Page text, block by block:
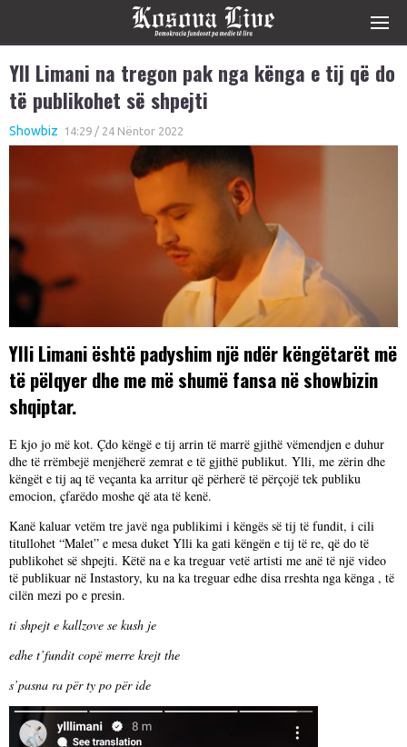
Yll Limani na tregon pak nga kënga e tij që do
të publikohet së shpejti
Showbiz 14:29 / 24 Nëntor 2022
Ylli Limani është padyshim një ndër këngëtarët më
të pëlqyer dhe me më shumë fansa në showbizin
shqiptar.
E kjo jo më kot. Çdo këngë e tij arrin të marrë gjithë vëmendjen e duhur
dhe të rrëmbejë menjëherë zemrat e të gjithë publikut. Ylli, me zërin dhe
këngët e tij aq të veçanta ka arritur që përherë të përçojë tek publiku
emocion, çfarëdo moshe që ata të kenë.
Kanë kaluar vetëm tre javë nga publikimi i këngës së tij të fundit, i cili
titullohet “Malet” e mesa duket Ylli ka gati këngën e tij të re, që do të
publikohet së shpejti. Këtë na e ka treguar vetë artisti me anë të një video
të publikuar në Instastory, ku na ka treguar edhe disa rreshta nga kënga , të
cilën mezi po e presin.
ti shpejt e kallzove se kush je
edhe t’fundit copë merre krejt the
s’pasna ra për ty po për ide